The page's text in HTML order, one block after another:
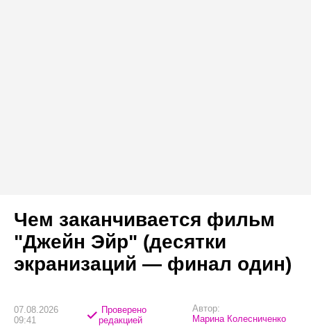
Чем заканчивается фильм
"Джейн Эйр" (десятки
экранизаций — финал один)
07.08.2026
09:41
Проверено
редакцией
Автор:
Марина Колесниченко